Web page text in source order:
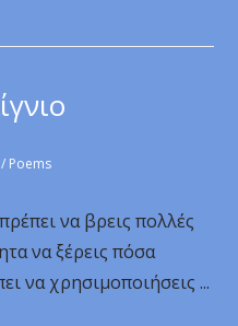
/ Poems
να βρεις πολλές
να ξέρεις πόσα
να χρησιμοποιήσεις ...